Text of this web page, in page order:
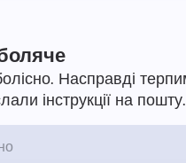
Насправді